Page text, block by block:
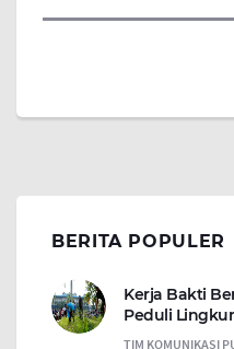
BERITA POPULER
Kerja Bakti
Peduli
TIM KOMUNIKASI